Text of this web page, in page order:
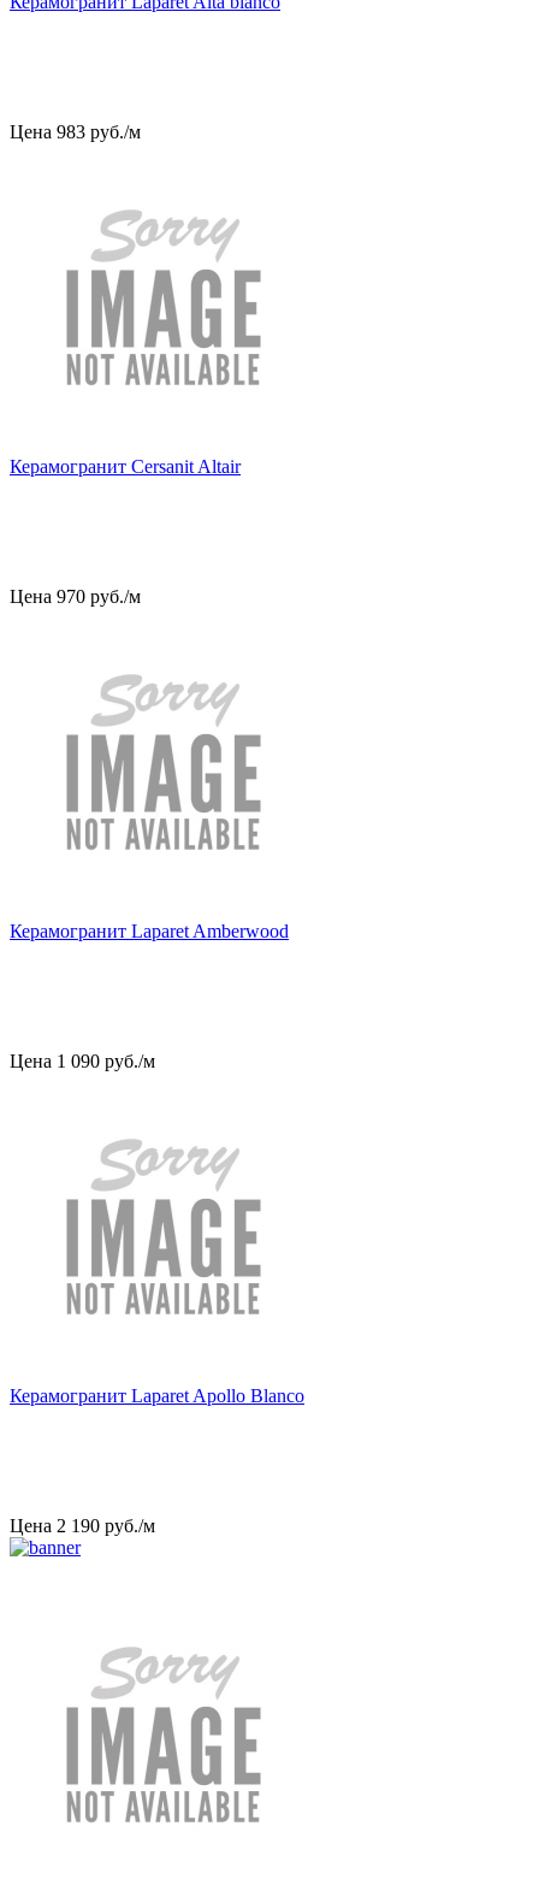
Цена 983 руб./м
Керамогранит Cersanit Altair
Цена 970 руб./м
Керамогранит Laparet Amberwood
Цена 1 090 руб./м
Керамогранит Laparet Apollo Blanco
Цена 2 190 руб./м